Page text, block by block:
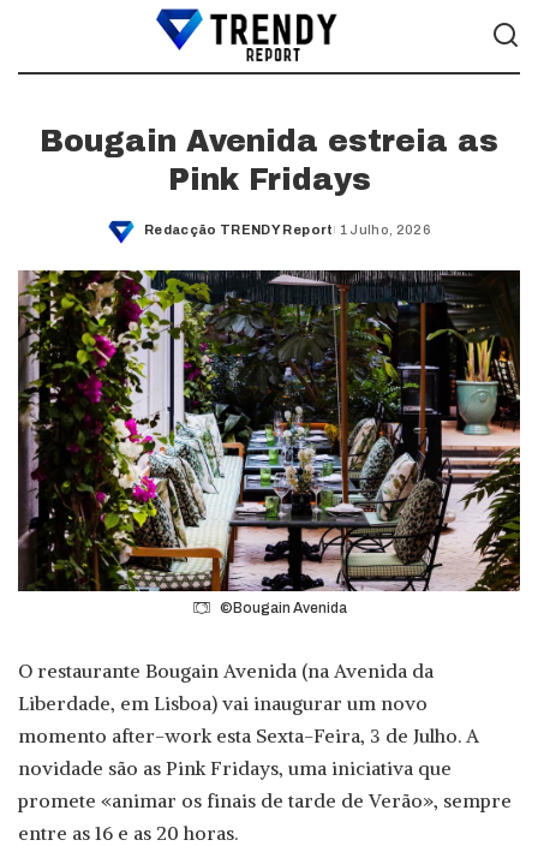
Bougain Avenida estreia as
Pink Fridays
Posted
Redacção TRENDY Report 1 Julho, 2026
©Bougain Avenida
O restaurante Bougain Avenida (na Avenida da
Liberdade, em Lisboa) vai inaugurar um novo
momento after-work esta Sexta-Feira, 3 de Julho. A
novidade são as Pink Fridays, uma iniciativa que
promete «animar os finais de tarde de Verão», sempre
entre as 16 e as 20 horas.